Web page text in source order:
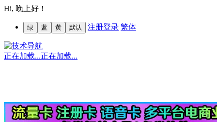
Hi, 晚上好！
绿 蓝 黄 默认 注册登录 繁体
正在加载...正在加载...